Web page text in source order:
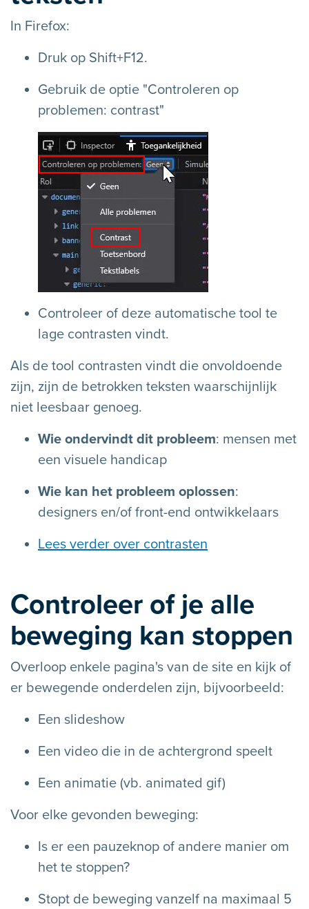
In Firefox:
Druk op Shift+F12.
Gebruik de optie "Controleren op
problemen: contrast"
Controleer of deze automatische tool te
lage contrasten vindt.
Als de tool contrasten vindt die onvoldoende
zijn, zijn de betrokken teksten waarschijnlijk
niet leesbaar genoeg.
Wie ondervindt dit probleem: mensen met
een visuele handicap
Wie kan het probleem oplossen:
designers en/of front-end ontwikkelaars
Lees verder over contrasten
Controleer of je alle
beweging kan stoppen
Overloop enkele pagina's van de site en kijk of
er bewegende onderdelen zijn, bijvoorbeeld:
Een slideshow
Een video die in de achtergrond speelt
Een animatie (vb. animated gif)
Voor elke gevonden beweging:
Is er een pauzeknop of andere manier om
het te stoppen?
Stopt de beweging vanzelf na maximaal 5